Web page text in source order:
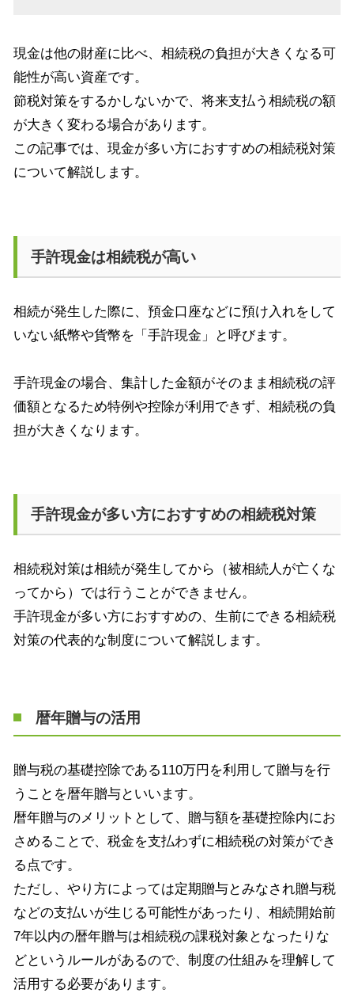
現金は他の財産に比べ、相続税の負担が大きくなる可
能性が高い資産です。
節税対策をするかしないかで、将来支払う相続税の額
が大きく変わる場合があります。
この記事では、現金が多い方におすすめの相続税対策
について解説します。
手許現金は相続税が高い
相続が発生した際に、預金口座などに預け入れをして
いない紙幣や貨幣を「手許現金」と呼びます。
手許現金の場合、集計した金額がそのまま相続税の評
価額となるため特例や控除が利用できず、相続税の負
担が大きくなります。
手許現金が多い方におすすめの相続税対策
相続税対策は相続が発生してから（被相続人が亡くな
ってから）では行うことができません。
手許現金が多い方におすすめの、生前にできる相続税
対策の代表的な制度について解説します。
暦年贈与の活用
贈与税の基礎控除である110万円を利用して贈与を行
うことを暦年贈与といいます。
暦年贈与のメリットとして、贈与額を基礎控除内にお
さめることで、税金を支払わずに相続税の対策ができ
る点です。
ただし、やり方によっては定期贈与とみなされ贈与税
などの支払いが生じる可能性があったり、相続開始前
7年以内の暦年贈与は相続税の課税対象となったりな
どというルールがあるので、制度の仕組みを理解して
活用する必要があります。